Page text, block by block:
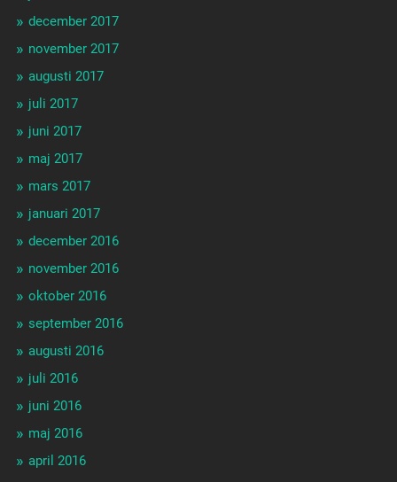
december 2017
november 2017
augusti 2017
juli 2017
juni 2017
maj 2017
mars 2017
januari 2017
december 2016
november 2016
oktober 2016
september 2016
augusti 2016
juli 2016
juni 2016
maj 2016
april 2016